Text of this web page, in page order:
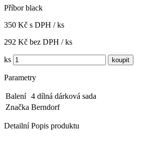
Příbor black
350 Kč s DPH / ks
292 Kč bez DPH / ks
ks
Parametry
Balení 4 dílná dárková sada
Značka Berndorf
Detailní Popis produktu